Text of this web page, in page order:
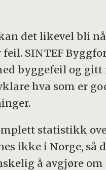
det likevel bli
SINTEF
byggefeil og gitt
hva som er
statistikk
ikke i Norge, så
å avgjøre om